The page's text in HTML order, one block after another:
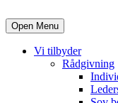
Open Menu
Vi tilbyder
Rådgivning